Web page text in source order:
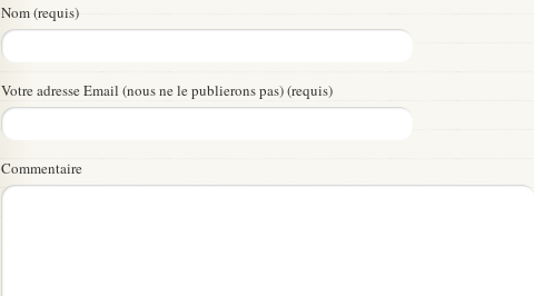
Nom (requis)
Votre adresse Email (nous ne le publierons pas) (requis)
Commentaire